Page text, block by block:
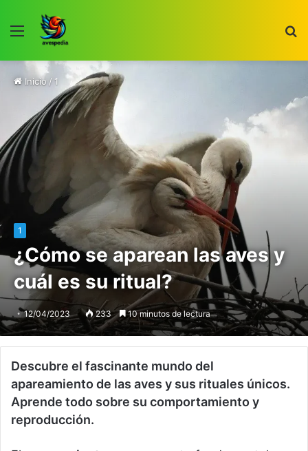
Menú
Inicio / 1
1
¿Cómo se aparean las aves y
cuál es su ritual?
12/04/2023 233 10 minutos de lectura
Descubre el fascinante mundo del
apareamiento de las aves y sus rituales únicos.
Aprende todo sobre su comportamiento y
reproducción.